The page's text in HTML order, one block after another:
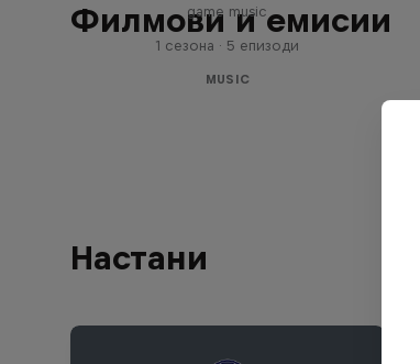
Филмови и емисии
game music
1 сезона · 5 епизоди
MUSIC
Настани